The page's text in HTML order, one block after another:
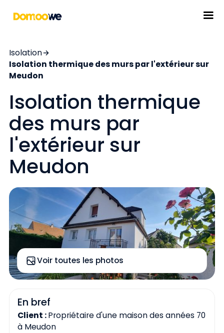
Isolation
Isolation thermique des murs par l'extérieur sur
Meudon
Isolation thermique
des murs par
l'extérieur sur
Meudon
Voir toutes les photos
En bref
Client :Propriétaire d'une maison des années 70
à Meudon